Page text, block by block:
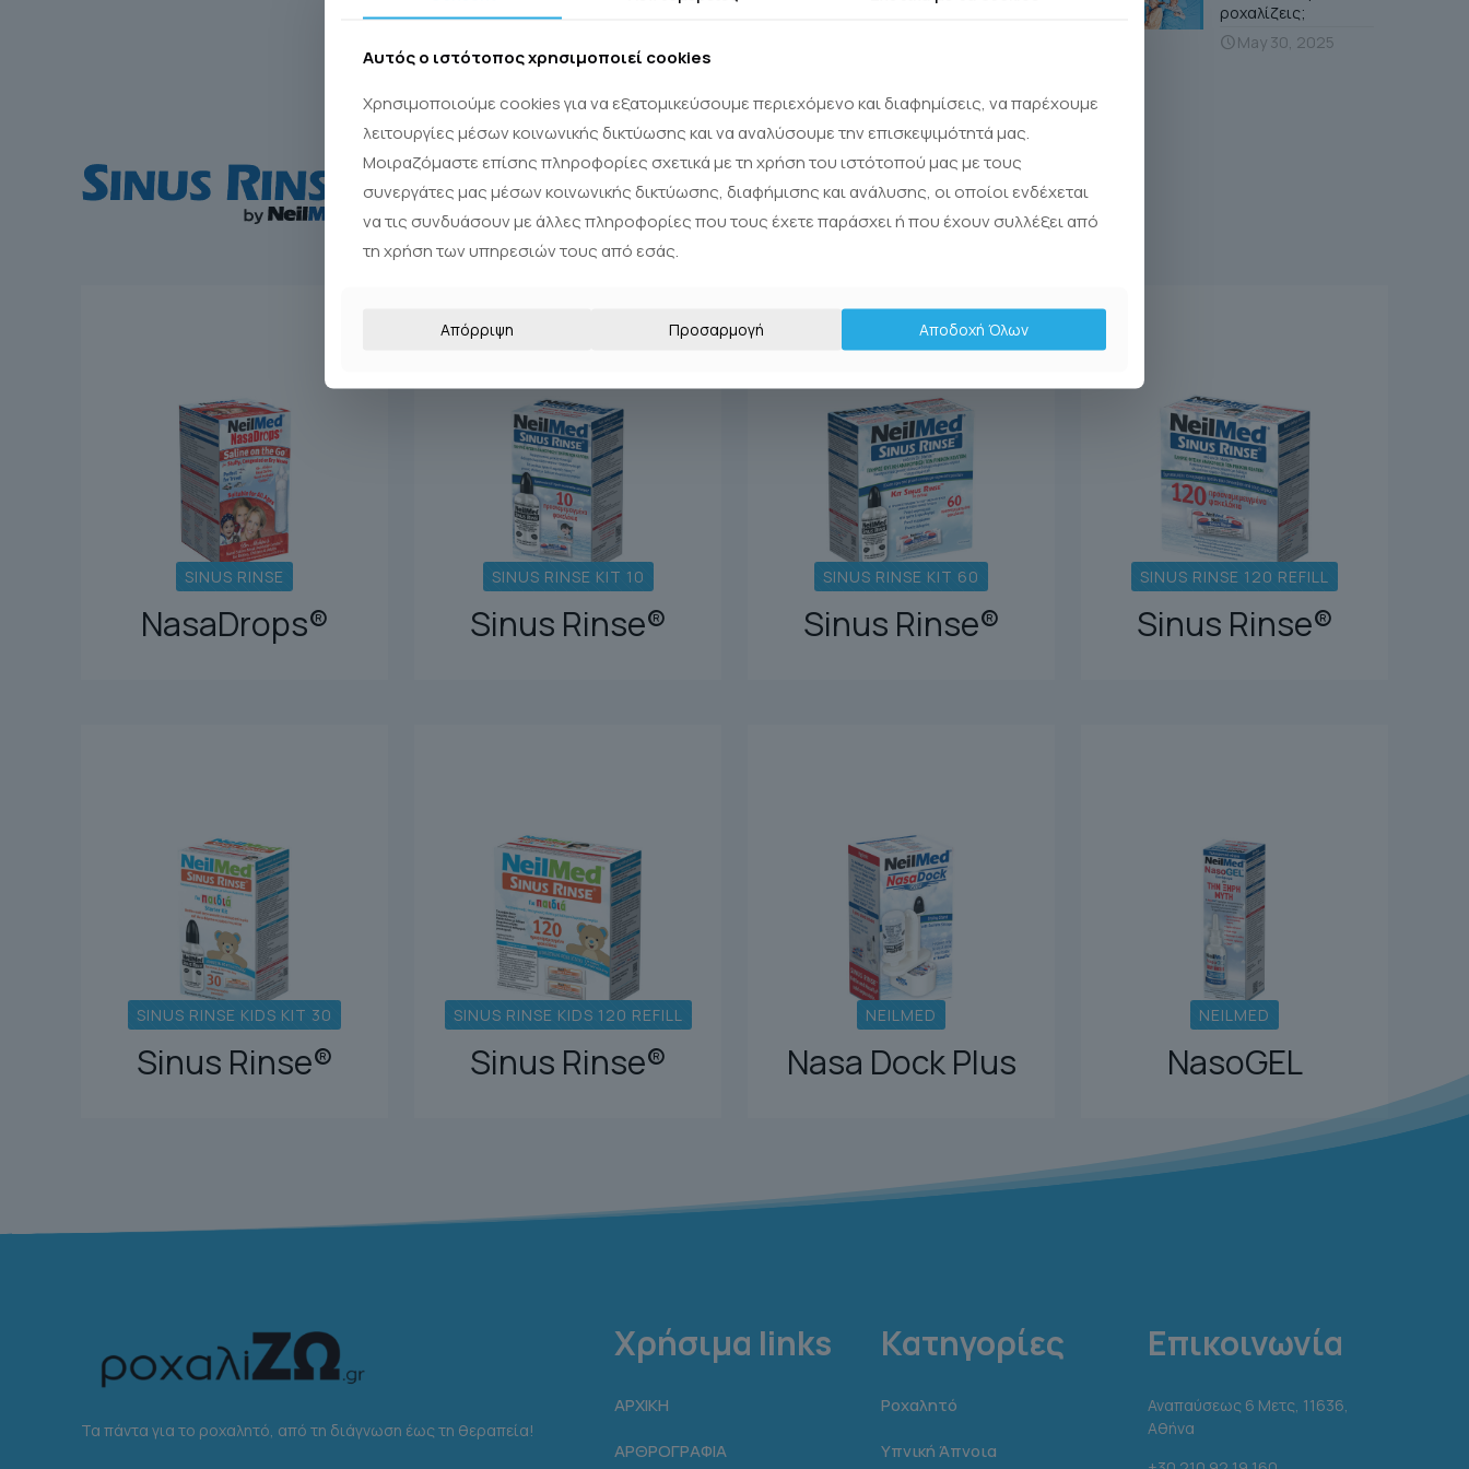
ροχαλίζεις;
May 30, 2025
SINUS RINSE
NasaDrops®
SINUS RINSE KIT 10
Sinus Rinse®
SINUS RINSE KIT 60
Sinus Rinse®
SINUS RINSE 120 REFILL
Sinus Rinse®
SINUS RINSE KIDS KIT 30
Sinus Rinse®
SINUS RINSE KIDS 120 REFILL
Sinus Rinse®
NEILMED
Nasa Dock Plus
NEILMED
NasoGEL
Τα πάντα για το ροχαλητό, από τη διάγνωση έως τη θεραπεία!
Χρήσιμα links
ΑΡΧΙΚΗ
ΑΡΘΡΟΓΡΑΦΙΑ
Κατηγορίες
Ροχαλητό
Υπνική Άπνοια
Επικοινωνία
Αναπαύσεως 6 Μετς, 11636,
Αθήνα
Αυτός ο ιστότοπος χρησιμοποιεί cookies
Χρησιμοποιούμε cookies για να εξατομικεύσουμε περιεχόμενο και διαφημίσεις, να παρέχουμε
λειτουργίες μέσων κοινωνικής δικτύωσης και να αναλύσουμε την επισκεψιμότητά μας.
Μοιραζόμαστε επίσης πληροφορίες σχετικά με τη χρήση του ιστότοπού μας με τους
συνεργάτες μας μέσων κοινωνικής δικτύωσης, διαφήμισης και ανάλυσης, οι οποίοι ενδέχεται
να τις συνδυάσουν με άλλες πληροφορίες που τους έχετε παράσχει ή που έχουν συλλέξει από
τη χρήση των υπηρεσιών τους από εσάς.
Απόρριψη Προσαρμογή Αποδοχή Όλων